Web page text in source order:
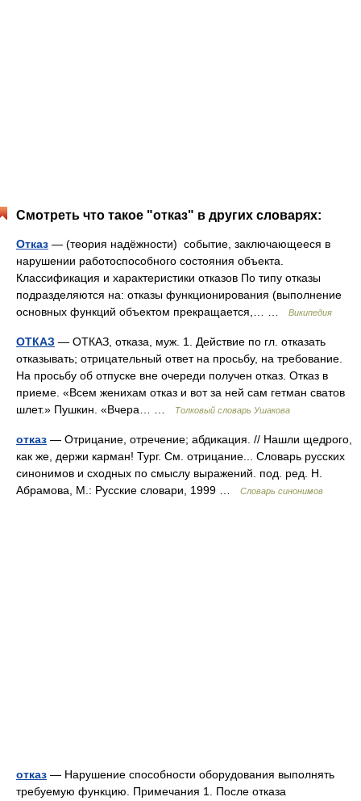
Смотреть что такое "отказ" в других словарях:
Отказ — (теория надёжности) событие, заключающееся в
нарушении работоспособного состояния объекта.
Классификация и характеристики отказов По типу отказы
подразделяются на: отказы функционирования (выполнение
основных функций объектом прекращается,… …
Википедия
ОТКАЗ — ОТКАЗ, отказа, муж. 1. Действие по гл. отказать
отказывать; отрицательный ответ на просьбу, на требование.
На просьбу об отпуске вне очереди получен отказ. Отказ в
приеме. «Всем женихам отказ и вот за ней сам гетман сватов
шлет.» Пушкин. «Вчера… …
Толковый словарь Ушакова
отказ — Отрицание, отречение; абдикация. // Нашли щедрого,
как же, держи карман! Тург. См. отрицание... Словарь русских
синонимов и сходных по смыслу выражений. под. ред. Н.
Абрамова, М.: Русские словари, 1999 …
Словарь синонимов
отказ — Нарушение способности оборудования выполнять
требуемую функцию. Примечания 1. После отказа